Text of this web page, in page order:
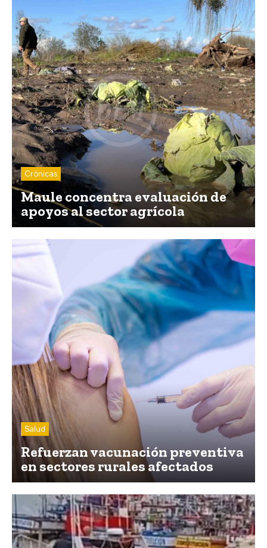
Crónicas
Maule concentra evaluación de
apoyos al sector agrícola
Salud
Refuerzan vacunación preventiva
en sectores rurales afectados